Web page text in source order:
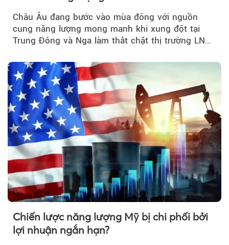
Châu Âu đang bước vào mùa đông với nguồn
cung năng lượng mong manh khi xung đột tại
Trung Đông và Nga làm thắt chặt thị trường LNG
lo ngại.
Chiến lược năng lượng Mỹ bị chi phối bởi
lợi nhuận ngắn hạn?